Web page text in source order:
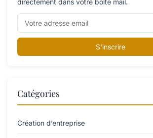
directement dans votre boîte mail.
S'inscrire
Catégories
Création d’entreprise